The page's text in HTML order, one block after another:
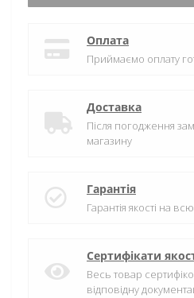
Оплата
Приймаємо оплату
Доставка
Після погодження
магазину
Гарантія
Гарантія якості на
Сертифікати
Весь товар
відповідну